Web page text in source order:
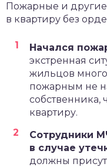
Пожарные и
в квартиру без
Начался
экстренная
жильцов
пожарным не
собственника,
квартиру.
Сотрудники
в случае
должны